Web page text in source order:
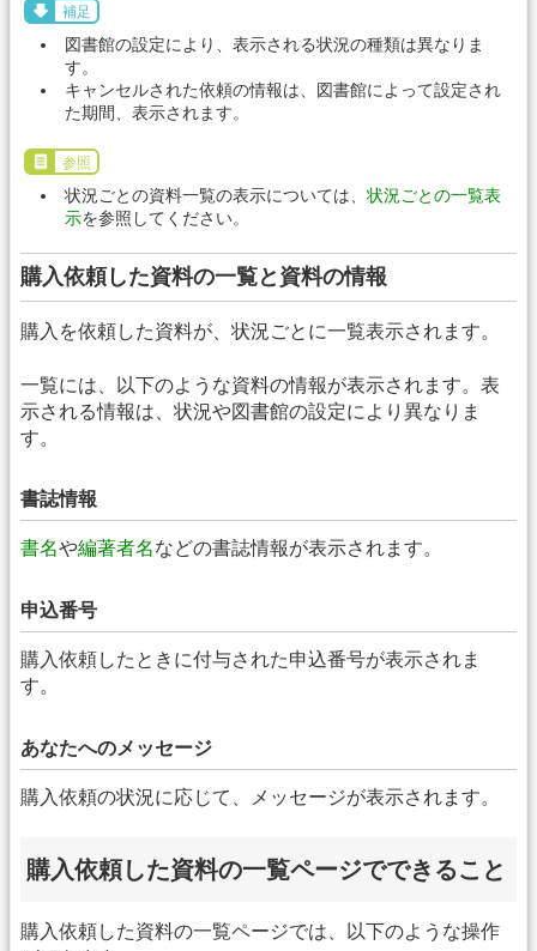
補足
図書館の設定により、表示される状況の種類は異なりま
す。
キャンセルされた依頼の情報は、図書館によって設定され
た期間、表示されます。
参照
状況ごとの資料一覧の表示については、 状況ごとの一覧表
示を参照してください。
購入依頼した資料の一覧と資料の情報
購入を依頼した資料が、状況ごとに一覧表示されます。
一覧には、以下のような資料の情報が表示されます。表
示される情報は、状況や図書館の設定により異なりま
す。
書誌情報
書名や編著者名などの書誌情報が表示されます。
申込番号
購入依頼したときに付与された申込番号が表示されま
す。
あなたへのメッセージ
購入依頼の状況に応じて、メッセージが表示されます。
購入依頼した資料の一覧ページでできること
購入依頼した資料の一覧ページでは、以下のような操作